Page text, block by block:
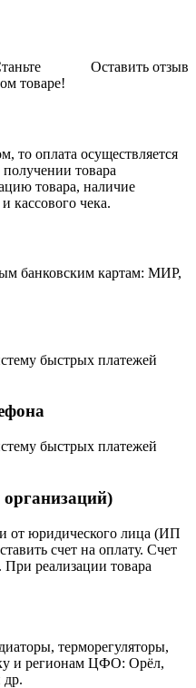
Оставить отзыв
товаре!
то оплата осуществляется
товара
товара, наличие
кассового чека.
банковским картам: МИР,
быстрых платежей
быстрых платежей
от юридического лица (ИП
счет на оплату. Счет
реализации товара
терморегуляторы,
и регионам ЦФО: Орёл,
др.